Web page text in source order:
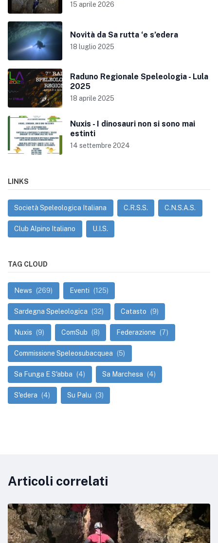
15 aprile 2026
Novità da Sa rutta ‘e s’edera
18 luglio 2025
Raduno Regionale Speleologia - Lula
2025
18 aprile 2025
Nuxis - I dinosauri non si sono mai
estinti
14 settembre 2024
LINKS
Società Speleologica Italiana C.R.S.S. C.N.S.A.S.
Club Alpino Italiano U.I.S.
TAG CLOUD
News (269) Eventi (125)
Sardegna Speleologica (32) Catasto (9)
Nuxis (9) ComSub (8) Federazione (7)
Commissione Speleosubacquea (5)
Sa Funga E S'abba (4) Sa Marchesa (4)
S'edera (4) Su Palu (3)
Articoli correlati